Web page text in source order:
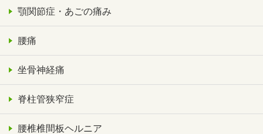
顎関節症・あごの痛み
腰痛
坐骨神経痛
脊柱管狭窄症
腰椎椎間板ヘルニア